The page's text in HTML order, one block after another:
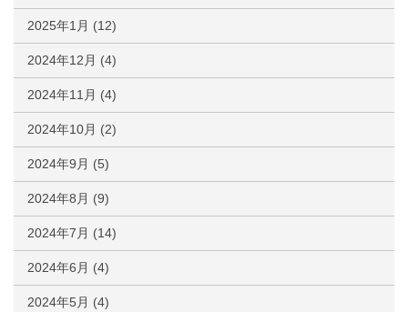
2025年1月 (12)
2024年12月 (4)
2024年11月 (4)
2024年10月 (2)
2024年9月 (5)
2024年8月 (9)
2024年7月 (14)
2024年6月 (4)
2024年5月 (4)